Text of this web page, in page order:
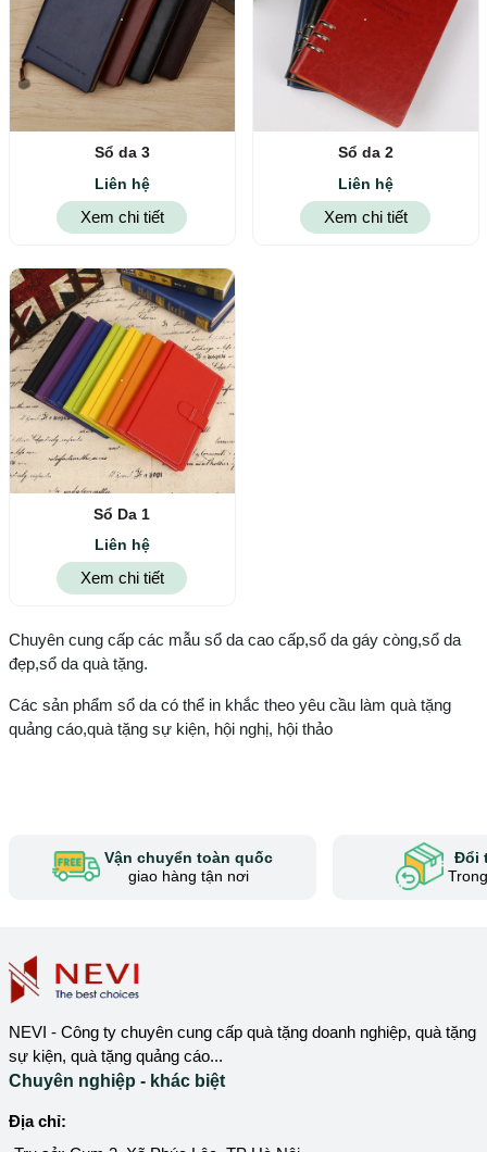
Sổ da 3
Liên hệ
Xem chi tiết
Sổ da 2
Liên hệ
Xem chi tiết
Sổ Da 1
Liên hệ
Xem chi tiết
Chuyên cung cấp các mẫu sổ da cao cấp,sổ da gáy còng,sổ da
đẹp,sổ da quà tặng.
Các sản phẩm sổ da có thể in khắc theo yêu cầu làm quà tặng
quảng cáo,quà tặng sự kiện, hội nghị, hội thảo
Vận chuyển toàn quốc
giao hàng tận nơi
Đổi
NEVI - Công ty chuyên cung cấp quà tặng doanh nghiệp, quà tặng
sự kiện, quà tặng quảng cáo...
Chuyên nghiệp - khác biệt
Địa chỉ: